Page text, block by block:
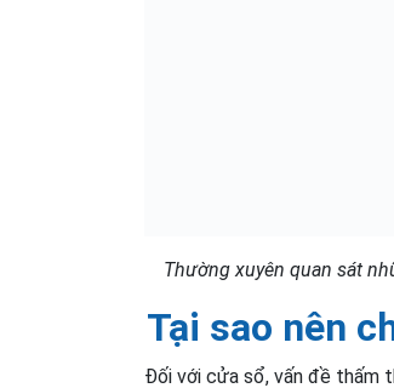
Thường xuyên quan sát
Tại sao nên
Đối với cửa sổ, vấn đề thấm